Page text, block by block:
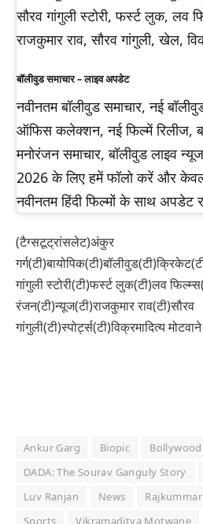
सौरव गांगुली स्टोरी, फर्स्ट लुक, लव
राजकुमार राव, सौरव गांगुली, खेल,
बॉलीवुड समाचार – लाइव अपडेट
नवीनतम बॉलीवुड समाचार, नई
ऑफिस कलेक्शन, नई फिल्में रिलीज,
मनोरंजन समाचार, बॉलीवुड लाइव
2026 के लिए हमें फॉलो करें और केवल
नवीनतम हिंदी फिल्मों के साथ अपडेट
(टैग्सटूट्रांसलेट)अंकुर
गांगुली स्टोरी(टी)फर्स्ट लुक(टी)लव
रंजन(टी)न्यूज(टी)राजकुमार राव(टी)सौरव
गांगुली(टी)स्पोर्ट्स(टी)विक्रमादित्य मोटवाने
Ankur Garg Biopic Bollywood
DADA: The Sourav Ganguly Story
Luv Ranjan
News Rajkummar
Sports
Vikramaditya Motwane